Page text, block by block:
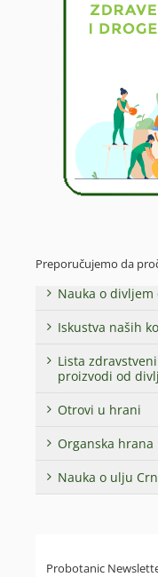
Preporučujemo da
Nauka o divljem
Iskustva naših
Lista
proizvodi od
Otrovi u hrani
Organska hrana
Nauka o ulju
Probotanic